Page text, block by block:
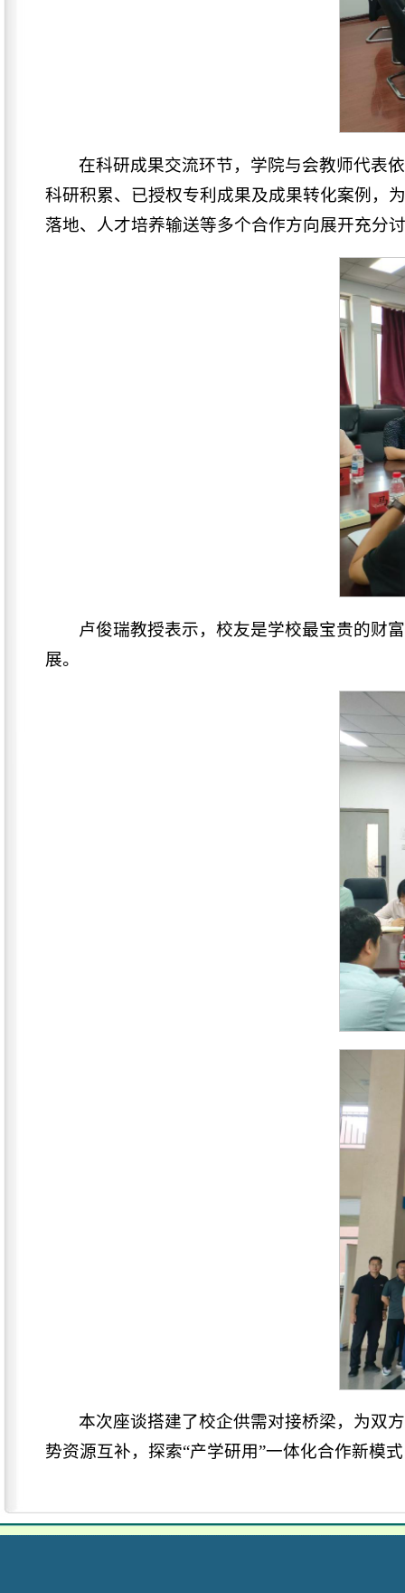
在科研成果交流环节，学院与会教师代表
科研积累、已授权专利成果及成果转化案例，
落地、人才培养输送等多个合作方向展开充分
卢俊瑞教授表示，校友是学校最宝贵的财
展。
本次座谈搭建了校企供需对接桥梁，为双
势资源互补，探索“产学研用”一体化合作新模